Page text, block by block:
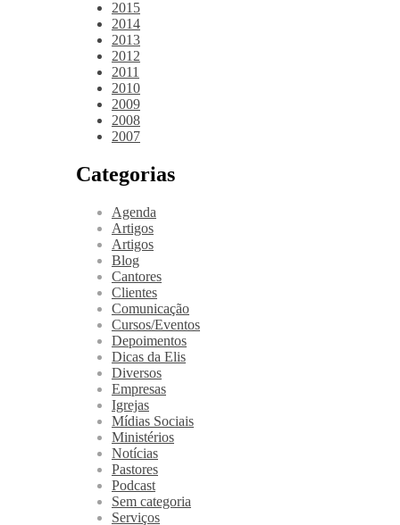
2015
2014
2013
2012
2011
2010
2009
2008
2007
Categorias
Agenda
Artigos
Artigos
Blog
Cantores
Clientes
Comunicação
Cursos/Eventos
Depoimentos
Dicas da Elis
Diversos
Empresas
Igrejas
Mídias Sociais
Ministérios
Notícias
Pastores
Podcast
Sem categoria
Serviços